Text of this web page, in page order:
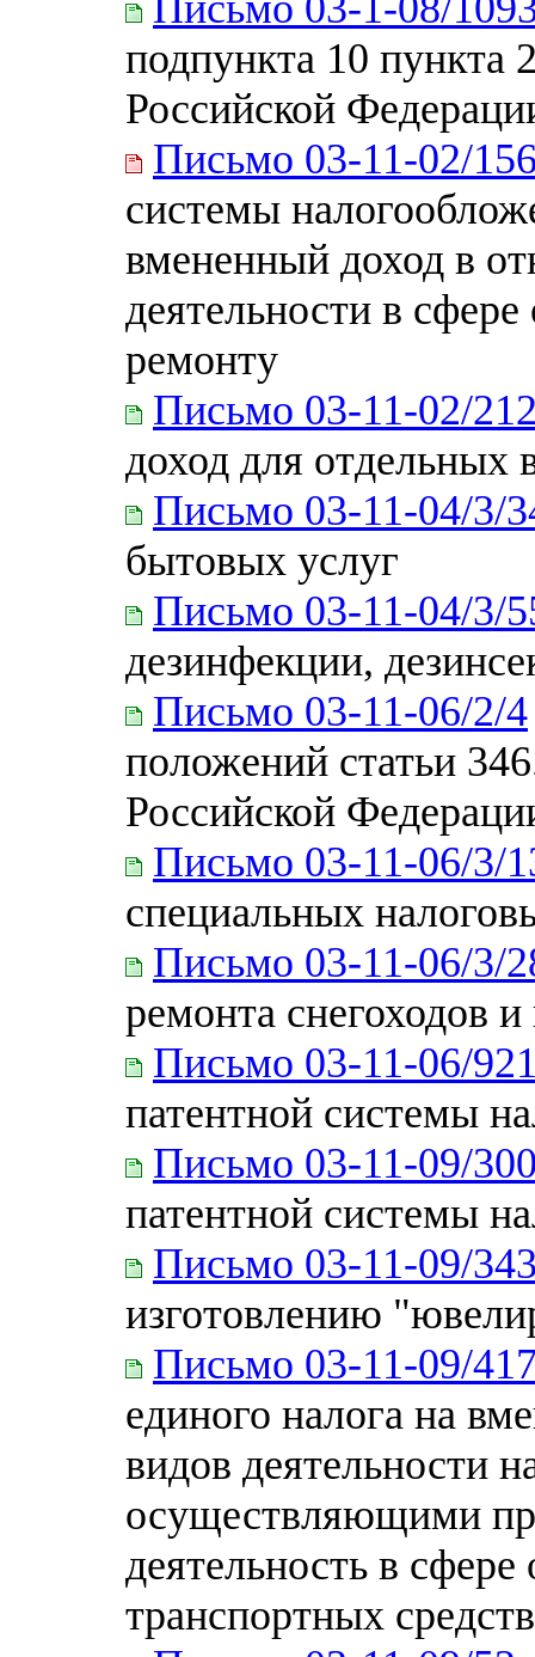
подпункта 10 пункта
Российской
Письмо 03-11-02/
системы
вмененный доход в
деятельности в
ремонту
Письмо 03-11-02/
доход для отдельных
Письмо 03-11-04/3/
бытовых услуг
Письмо 03-11-04/3/
дезинфекции,
Письмо 03-11-06/2/4
положений статьи
Российской
Письмо 03-11-06/3/
специальных
Письмо 03-11-06/3/
ремонта снегоходов
Письмо 03-11-06/
патентной системы
Письмо 03-11-09/
патентной системы
Письмо 03-11-09/
изготовлению
Письмо 03-11-09/
единого налога на
видов деятельности
осуществляющими
деятельность в
транспортных